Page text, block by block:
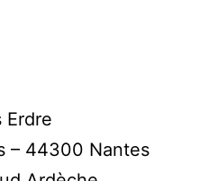
Erdre
– 44300 Nantes